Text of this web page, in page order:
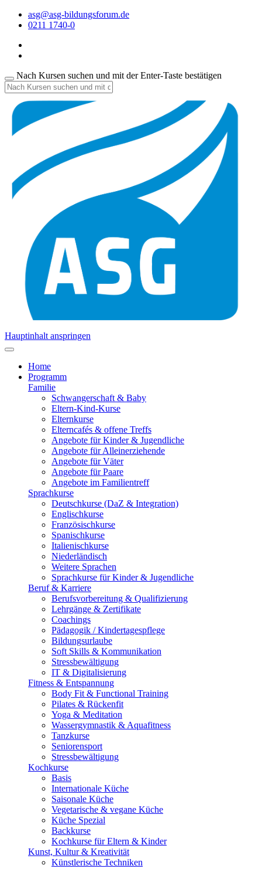
asg@asg-bildungsforum.de
0211 1740-0
Nach Kursen suchen und mit der Enter-Taste bestätigen
Hauptinhalt anspringen
Home
Programm
Familie
Schwangerschaft & Baby
Eltern-Kind-Kurse
Elternkurse
Elterncafés & offene Treffs
Angebote für Kinder & Jugendliche
Angebote für Alleinerziehende
Angebote für Väter
Angebote für Paare
Angebote im Familientreff
Sprachkurse
Deutschkurse (DaZ & Integration)
Englischkurse
Französischkurse
Spanischkurse
Italienischkurse
Niederländisch
Weitere Sprachen
Sprachkurse für Kinder & Jugendliche
Beruf & Karriere
Berufsvorbereitung & Qualifizierung
Lehrgänge & Zertifikate
Coachings
Pädagogik / Kindertagespflege
Bildungsurlaube
Soft Skills & Kommunikation
Stressbewältigung
IT & Digitalisierung
Fitness & Entspannung
Body Fit & Functional Training
Pilates & Rückenfit
Yoga & Meditation
Wassergymnastik & Aquafitness
Tanzkurse
Seniorensport
Stressbewältigung
Kochkurse
Basis
Internationale Küche
Saisonale Küche
Vegetarische & vegane Küche
Küche Spezial
Backkurse
Kochkurse für Eltern & Kinder
Kunst, Kultur & Kreativität
Künstlerische Techniken